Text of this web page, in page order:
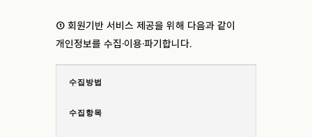
① 회원기반 서비스 제공을 위해 다음과 같이
개인정보를 수집·이용·파기합니다.
수집방법
수집항목